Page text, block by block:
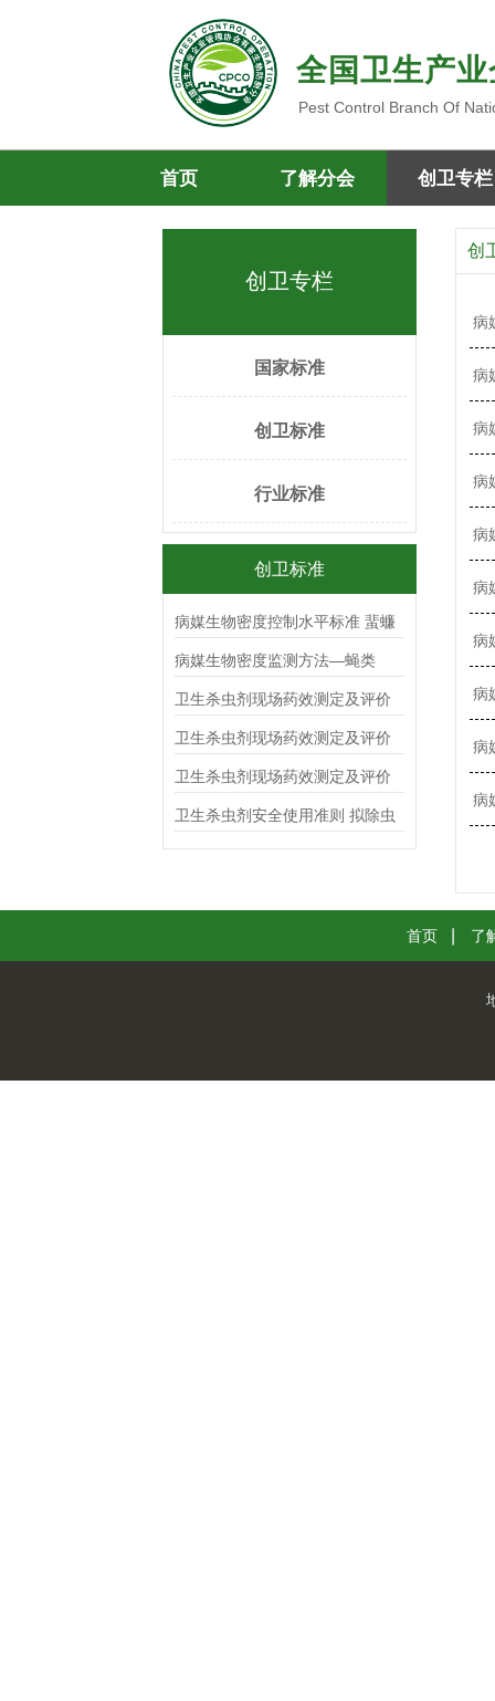
全国卫生产
Pest Control Branch Of
首页 了解分会 创卫专栏
创卫专栏
国家标准
创卫标准
行业标准
创卫标准
病媒生物密度控制水平标准 蜚蠊
病媒生物密度监测方法—蝇类
卫生杀虫剂现场药效测定及评价
杀蟑毒（胶）饵
卫生杀虫剂现场药效测定及评价
气雾剂
卫生杀虫剂现场药效测定及评价
喷射剂
卫生杀虫剂安全使用准则 拟除虫
菊酯类
创
病
病
病
病
病
病
病
病
病
病
首页 了